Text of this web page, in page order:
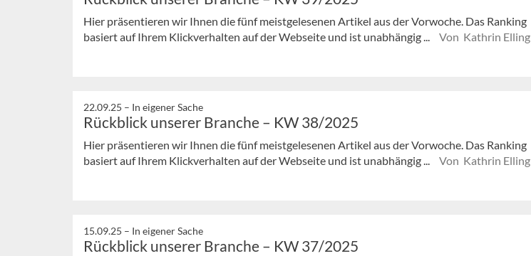
Hier präsentieren wir Ihnen die fünf meistgelesenen Artikel aus der Vorwoche. Das Ranking
basiert auf Ihrem Klickverhalten auf der Webseite und ist unabhängig ...
Von Kathrin Elling
22.09.25 – In eigener Sache
Rückblick unserer Branche – KW 38/2025
Hier präsentieren wir Ihnen die fünf meistgelesenen Artikel aus der Vorwoche. Das Ranking
basiert auf Ihrem Klickverhalten auf der Webseite und ist unabhängig ...
Von Kathrin Elling
15.09.25 – In eigener Sache
Rückblick unserer Branche – KW 37/2025